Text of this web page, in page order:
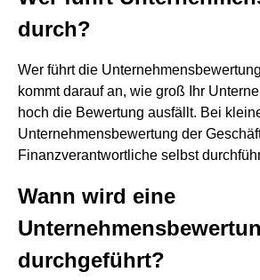
durch?
Wer führt die
kommt darauf an, wie groß Ihr
hoch die Bewertung ausfällt. Bei
Unternehmensbewertung der
Finanzverantwortliche selbst
Wann wird eine
durchgeführt?